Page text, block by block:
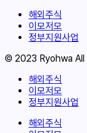
해외주식
이모저모
정부지원사업
© 2023 Ryohwa
해외주식
이모저모
정부지원사업
해외주식